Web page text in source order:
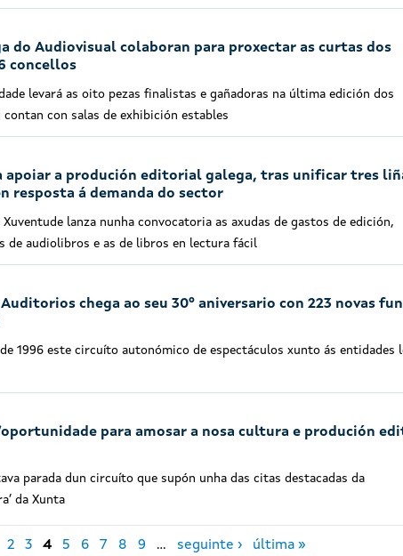
do Audiovisual colaboran para proxectar as curtas dos
concellos
levará as oito pezas finalistas e gañadoras na última edición dos
con salas de exhibición estables
apoiar a produción editorial galega, tras unificar tres
resposta á demanda do sector
lanza nunha convocatoria as axudas de gastos de edición,
de audiolibros e as de libros en lectura fácil
chega ao seu 30º aniversario con 223 novas
1996 este circuíto autonómico de espectáculos xunto ás entidades
para amosar a nosa cultura e produción
parada dun circuíto que supón unha das citas destacadas da
da Xunta
2 3 4 5 6 7 8 9 … seguinte › última »